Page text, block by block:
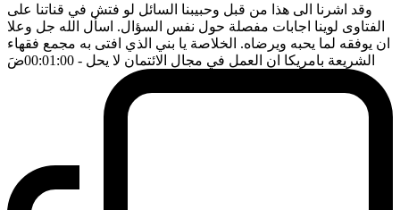
وقد اشرنا الى هذا من قبل وحبيبنا السائل لو فتش في قناتنا على
الفتاوى لوينا اجابات مفصلة حول نفس السؤال. اسأل الله جل وعلا
ان يوفقه لما يحبه ويرضاه. الخلاصة يا بني الذي افتى به مجمع فقهاء
الشريعة بامريكا ان العمل في مجال الائتمان لا يحل - 00:01:00 ضَ